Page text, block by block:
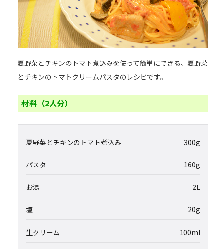
夏野菜とチキンのトマト煮込みを使って簡単にできる、夏野菜
とチキンのトマトクリームパスタのレシピです。
材料（2人分）
夏野菜とチキンのトマト煮込み 300g
パスタ 160g
お湯 2L
塩 20g
生クリーム 100ml